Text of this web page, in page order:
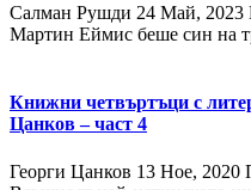
Салман Рушди 24 Май, 2023
Мартин Еймис беше син на
Книжни четвъртъци с
Цанков – част 4
Георги Цанков 13 Ное, 2020